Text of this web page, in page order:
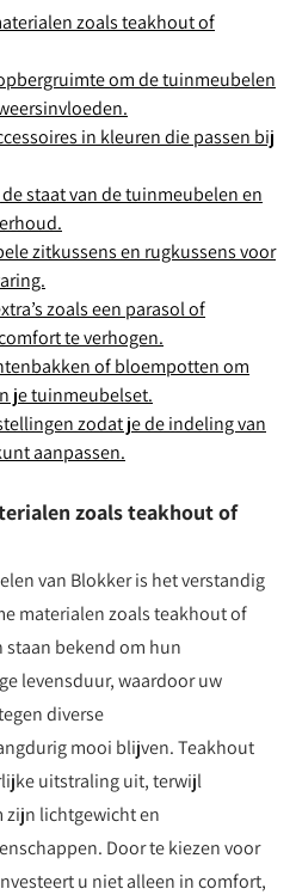
zoals teakhout of
om de tuinmeubelen
in kleuren die passen bij
staat van de tuinmeubelen en
zitkussens en rugkussens voor
zoals een parasol of
te verhogen.
of bloempotten om
je tuinmeubelset.
zodat je de indeling van
aanpassen.
zoals teakhout of
van Blokker is het verstandig
materialen zoals teakhout of
bekend om hun
levensduur, waardoor uw
diverse
mooi blijven. Teakhout
uitstraling uit, terwijl
lichtgewicht en
Door te kiezen voor
u niet alleen in comfort,